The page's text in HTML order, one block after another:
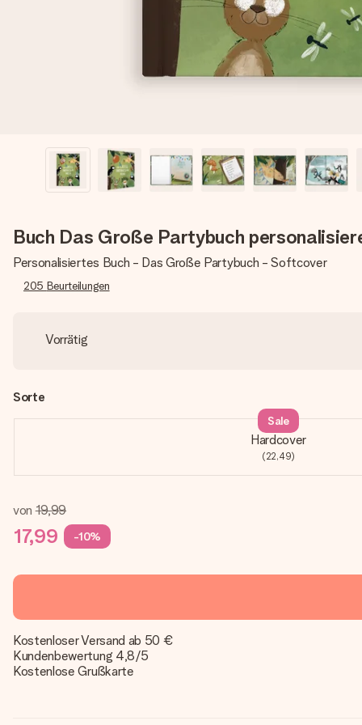
Buch Das Große Partybuch
Personalisiertes Buch - Das Große Partybuch - Softcover
205 Beurteilungen
Vorrätig
Sorte
Hardcover
(22,49)
Sale
von 19,99
17,99 -10%
Kostenloser Versand ab 50 €
Kundenbewertung 4,8/5
Kostenlose Grußkarte